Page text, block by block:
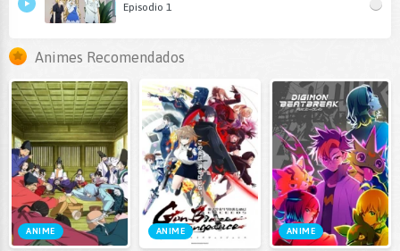
Episodio 1
Animes Recomendados
ANIME ANIME ANIME